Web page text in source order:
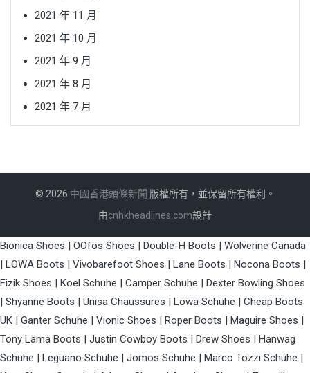
2021 年 11 月
2021 年 10 月
2021 年 9 月
2021 年 8 月
2021 年 7 月
© 2026 中國香港頭條新聞 版權所有，並保留所有權利。
由cnhkheadlines.com設計
Bionica Shoes | OOfos Shoes | Double-H Boots | Wolverine Canada
| LOWA Boots | Vivobarefoot Shoes | Lane Boots | Nocona Boots |
Fizik Shoes | Koel Schuhe | Camper Schuhe | Dexter Bowling Shoes
| Shyanne Boots | Unisa Chaussures | Lowa Schuhe | Cheap Boots
UK | Ganter Schuhe | Vionic Shoes | Roper Boots | Maguire Shoes |
Tony Lama Boots | Justin Cowboy Boots | Drew Shoes | Hanwag
Schuhe | Leguano Schuhe | Jomos Schuhe | Marco Tozzi Schuhe |